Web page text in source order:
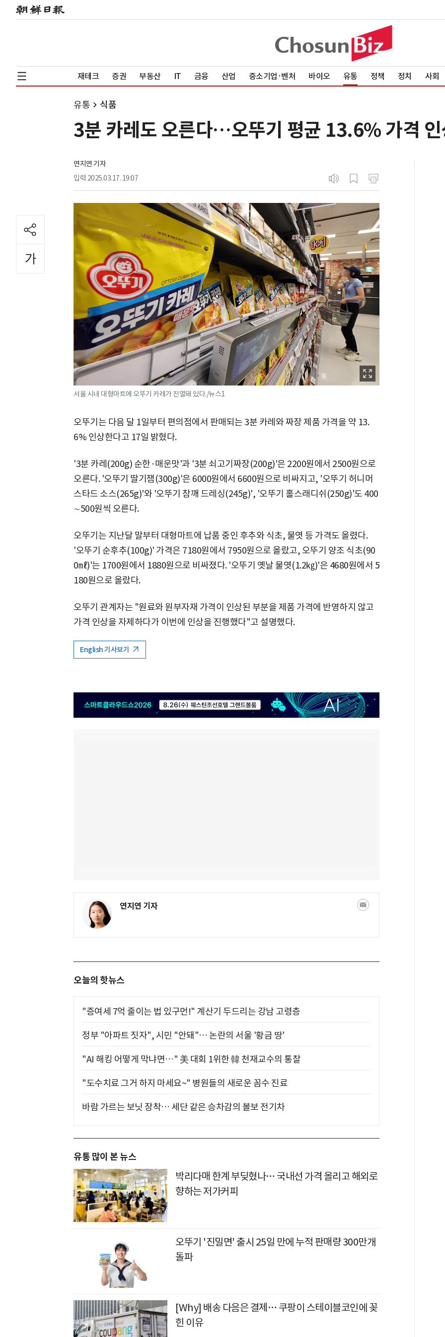
재테크 증권 부동산 IT 금융 산업 중소기업·벤처 바이오 유통 정책 정치 사회
유통 식품
3분 카레도 오른다…오뚜기 평균 13.6% 가격
연지연 기자
입력 2025.03.17. 19:07
서울 시내 대형마트에 오뚜기 카레가 진열돼 있다./뉴스1
오뚜기는 다음 달 1일부터 편의점에서 판매되는 3분 카레와 짜장 제품 가격을 약 13.
6% 인상한다고 17일 밝혔다.
'3분 카레(200g) 순한·매운맛'과 '3분 쇠고기짜장(200g)'은 2200원에서 2500원으로
오른다. '오뚜기 딸기잼(300g)'은 6000원에서 6600원으로 비싸지고, '오뚜기 허니머
스타드 소스(265g)'와 '오뚜기 참깨 드레싱(245g)', '오뚜기 홀스래디쉬(250g)'도 400
∼500원씩 오른다.
오뚜기는 지난달 말부터 대형마트에 납품 중인 후추와 식초, 물엿 등 가격도 올렸다.
'오뚜기 순후추(100g)' 가격은 7180원에서 7950원으로 올랐고, 오뚜기 양조 식초(90
0㎖)'는 1700원에서 1880원으로 비싸졌다. '오뚜기 옛날 물엿(1.2㎏)'은 4680원에서 5
180원으로 올랐다.
오뚜기 관계자는 "원료와 원부자재 가격이 인상된 부분을 제품 가격에 반영하지 않고
가격 인상을 자제하다가 이번에 인상을 진행했다"고 설명했다.
English 기사보기
연지연 기자
오늘의 핫뉴스
"증여세 7억 줄이는 법 있구먼!" 계산기 두드리는 강남 고령층
정부 "아파트 짓자", 시민 "안돼"… 논란의 서울 '황금 땅'
"AI 해킹 어떻게 막냐면…" 美 대회 1위한 韓 천재교수의 통찰
"도수치료 그거 하지 마세요~" 병원들의 새로운 꼼수 진료
바람 가르는 보닛 장착… 세단 같은 승차감의 볼보 전기차
유통 많이 본 뉴스
박리다매 한계 부딪혔나… 국내선 가격 올리고 해외로
향하는 저가커피
오뚜기 '진밀면' 출시 25일 만에 누적 판매량 300만개
돌파
[Why] 배송 다음은 결제… 쿠팡이 스테이블코인에 꽂
힌 이유